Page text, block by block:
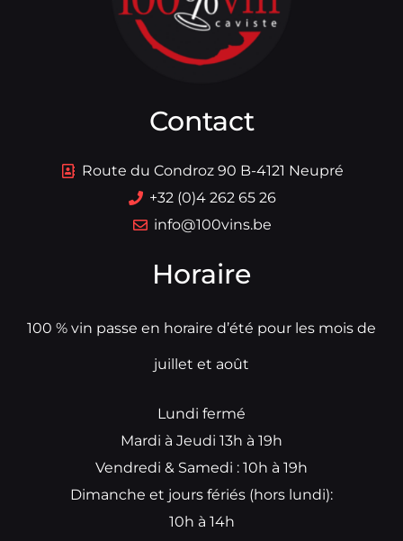
Contact
Route du Condroz 90 B-4121 Neupré
+32 (0)4 262 65 26
info@100vins.be
Horaire
100 % vin passe en horaire d’été pour les mois de
juillet et août
Lundi fermé
Mardi à Jeudi 13h à 19h
Vendredi & Samedi : 10h à 19h
Dimanche et jours fériés (hors lundi):
10h à 14h